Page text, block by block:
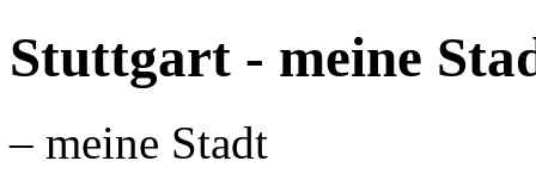
Stuttgart - meine
– meine Stadt